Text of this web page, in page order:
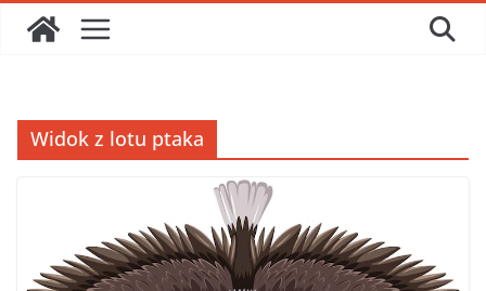
Widok z lotu ptaka